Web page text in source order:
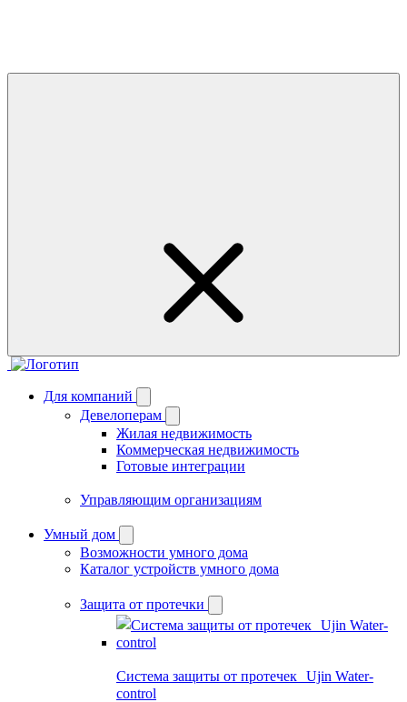
Для компаний
Девелоперам
Жилая недвижимость
Коммерческая недвижимость
Готовые интеграции
Управляющим организациям
Умный дом
Возможности умного дома
Каталог устройств умного дома
Защита от протечки
Система защиты от протечек Ujin Water-
control